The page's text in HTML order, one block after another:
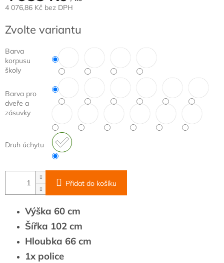
4 076,86 Kč bez DPH
cena:
Zvolte variantu
Barva
korpusu
školy
Barva pro
dveře a
zásuvky
Druh úchytu
Přidat do košíku
Výška 60 cm
Šířka 102 cm
Hloubka 66 cm
1x police